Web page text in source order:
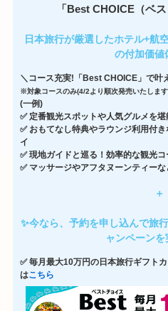
「Best CHOICE（ベ
日本旅行が厳選したホテル+航
の付加価値
＼コース充実!「Best CHOICE」で叶
※対象コースのみ(4/2より順次発売いたしま
(一例)
✅ 定番観光スポットや人気グルメを堪
✅ おもてなし特典やラウンジ利用付
イ
✅ 現地ガイドと巡る！効率的な観光コ
✅ マッサージやアフタヌーンティー
＋
✨今なら、予約を申し込んで旅
ャンペーンを
✅ 毎月最大10万円の日本旅行ギフト
はこちら